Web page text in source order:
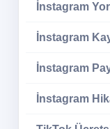
İnstagram
İnstagram
İnstagram
İnstagram